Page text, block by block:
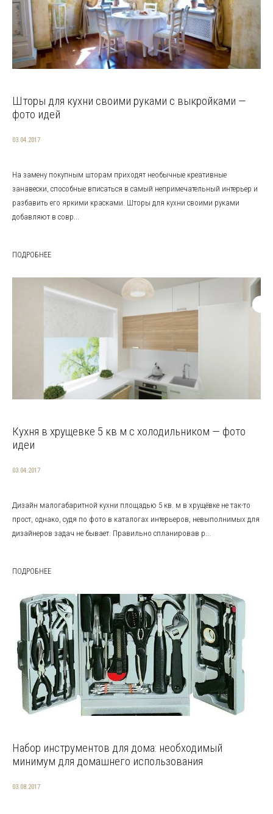
Шторы для кухни своими руками с выкройками —
фото идей
03.04.2017
На замену покупным шторам приходят необычные креативные
занавески, способные вписаться в самый непримечательный интерьер и
разбавить его яркими красками. Шторы для кухни своими руками
добавляют в совр...
ПОДРОБНЕЕ
Кухня в хрущевке 5 кв м с холодильником — фото
идеи
03.04.2017
Дизайн малогабаритной кухни площадью 5 кв. м в хрущёвке не так-то
прост, однако, судя по фото в каталогах интерьеров, невыполнимых для
дизайнеров задач не бывает. Правильно спланировав р...
ПОДРОБНЕЕ
Набор инструментов для дома: необходимый
минимум для домашнего использования
03.08.2017